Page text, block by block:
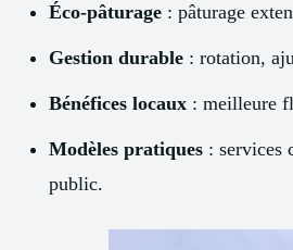
Éco-pâturage : pâturage
Gestion durable : rotation,
Bénéfices locaux : meilleure
Modèles pratiques : services
public.